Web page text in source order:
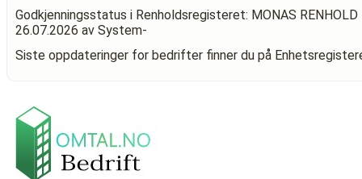
Godkjenningsstatus i Renholdsregisteret: MONAS
26.07.2026 av System-
Siste oppdateringer for bedrifter finner du på